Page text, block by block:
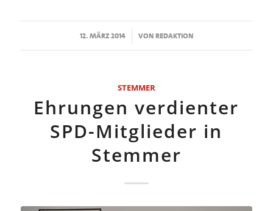
12. MÄRZ 2014
/ VONREDAKTION
STEMMER
Ehrungen verdienter
SPD-Mitglieder in
Stemmer